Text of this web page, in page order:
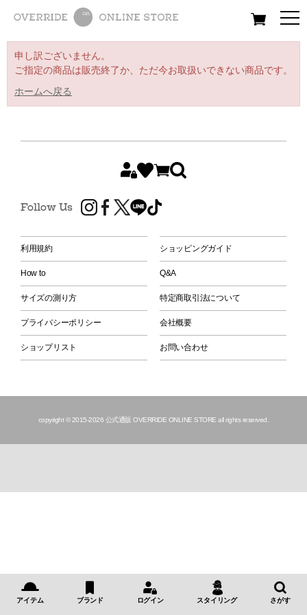
All Women Men
申し訳ございません。
ご指定の商品は販売終了か、ただ今お取扱いできない商品です。
ホームへ戻る
Follow Us
利用規約 ショッピングガイド
How to Q&A
サイズの測り方 特定商取引法について
プライバシーポリシー 会社概要
ショップリスト お問い合わせ
copyright © 2015-2026 公式通販 OVERRIDE ONLINE STORE all rights reserved.
アイテム ブランド ログイン スタイリング さがす